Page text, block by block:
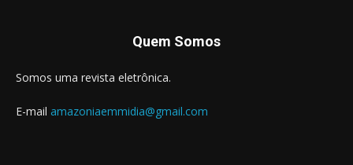
Quem Somos
Somos uma revista eletrônica.
E-mail amazoniaemmidia@gmail.com